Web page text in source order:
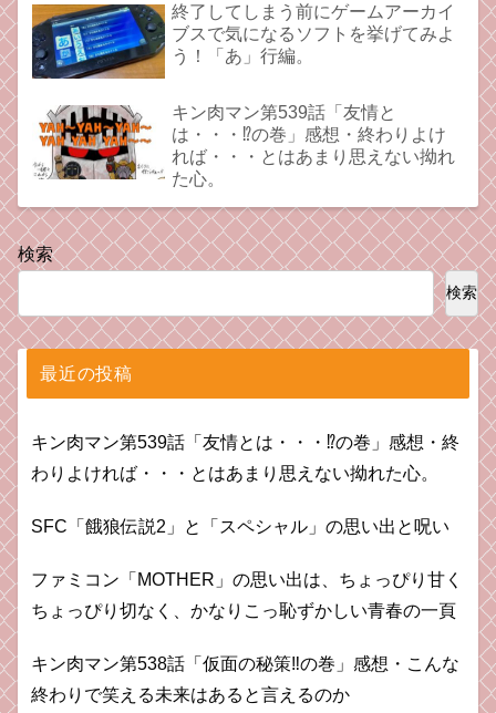
終了してしまう前にゲームアーカイ
ブスで気になるソフトを挙げてみよ
う！「あ」行編。
キン肉マン第539話「友情と
は・・・⁉︎の巻」感想・終わりよけ
れば・・・とはあまり思えない拗れ
た心。
検索
検索
最近の投稿
キン肉マン第539話「友情とは・・・⁉︎の巻」感想・終
わりよければ・・・とはあまり思えない拗れた心。
SFC「餓狼伝説2」と「スペシャル」の思い出と呪い
ファミコン「MOTHER」の思い出は、ちょっぴり甘く
ちょっぴり切なく、かなりこっ恥ずかしい青春の一頁
キン肉マン第538話「仮面の秘策‼︎の巻」感想・こんな
終わりで笑える未来はあると言えるのか